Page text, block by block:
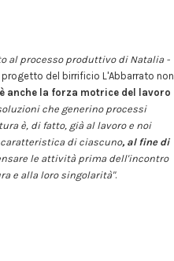
al processo produttivo di Natalia -
progetto del birrificio L'Abbarrato non
anche la forza motrice del lavoro
che generino processi
è, di fatto, già al lavoro e noi
di ciascuno, al fine di
le attività prima dell'incontro
e alla loro singolarità".